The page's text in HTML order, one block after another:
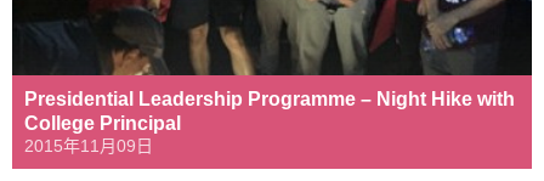
Presidential Leadership Programme – Night Hike with
College Principal
2015年11月09日